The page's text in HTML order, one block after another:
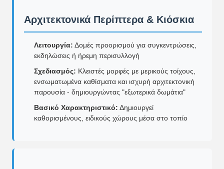
Αρχιτεκτονικά Περίπτερα & Κιόσκια
Λειτουργία: Δομές προορισμού για συγκεντρώσεις,
εκδηλώσεις ή ήρεμη περισυλλογή
Σχεδιασμός: Κλειστές μορφές με μερικούς τοίχους,
ενσωματωμένα καθίσματα και ισχυρή αρχιτεκτονική
παρουσία - δημιουργώντας "εξωτερικά δωμάτια"
Βασικό Χαρακτηριστικό: Δημιουργεί
καθορισμένους, ειδικούς χώρους μέσα στο τοπίο